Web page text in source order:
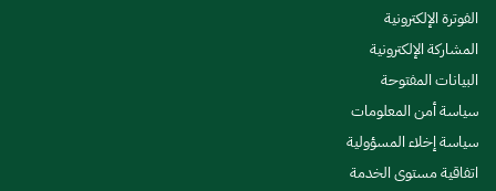
الفوترة الإلكترونية
المشاركة الإلكترونية
البيانات المفتوحة
سياسة أمن المعلومات
سياسة إخلاء المسؤولية
اتفاقية مستوى الخدمة